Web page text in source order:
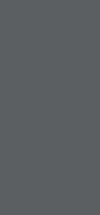
جهان می باشد.